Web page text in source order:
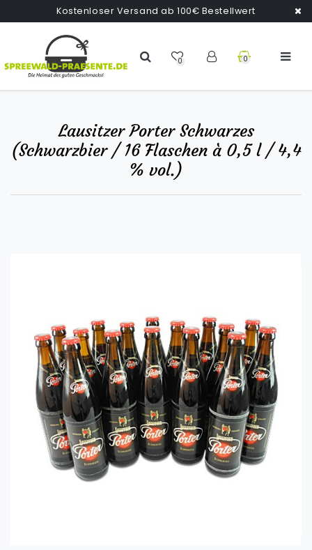
Kostenloser Versand ab 100€ Bestellwert
0 0
Lausitzer Porter Schwarzes
(Schwarzbier / 16 Flaschen à 0,5 l / 4,4
% vol.)